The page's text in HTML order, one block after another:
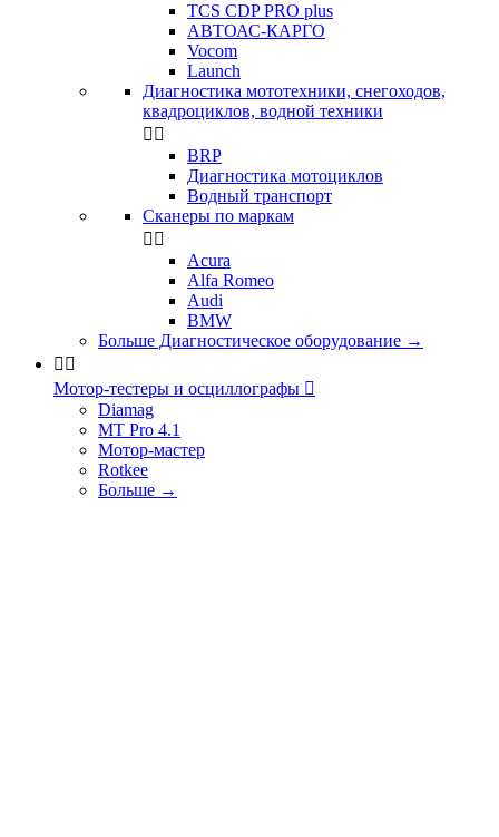
TCS CDP PRO plus
АВТОАС-КАРГО
Vocom
Launch
Диагностика мототехники, снегоходов,
квадроциклов, водной техники
 
BRP
Диагностика мотоциклов
Водный транспорт
Сканеры по маркам
 
Acura
Alfa Romeo
Audi
BMW
Больше Диагностическое оборудование →
 
Мотор-тестеры и осциллографы 
Diamag
MT Pro 4.1
Мотор-мастер
Rotkee
Больше →